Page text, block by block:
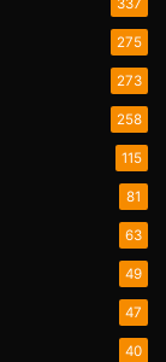
337
275
273
258
115
81
63
49
47
40